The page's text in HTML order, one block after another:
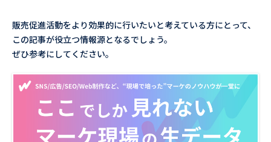
販売促進活動をより効果的に行いたいと考えている方にとって、
この記事が役立つ情報源となるでしょう。
ぜひ参考にしてください。